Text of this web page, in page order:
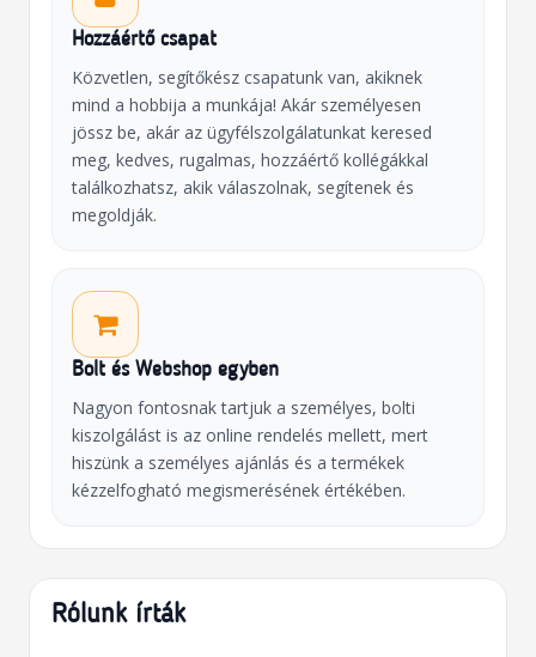
Hozzáértő csapat
Közvetlen, segítőkész csapatunk van, akiknek
mind a hobbija a munkája! Akár személyesen
jössz be, akár az ügyfélszolgálatunkat keresed
meg, kedves, rugalmas, hozzáértő kollégákkal
találkozhatsz, akik válaszolnak, segítenek és
megoldják.
Bolt és Webshop egyben
Nagyon fontosnak tartjuk a személyes, bolti
kiszolgálást is az online rendelés mellett, mert
hiszünk a személyes ajánlás és a termékek
kézzelfogható megismerésének értékében.
Rólunk írták